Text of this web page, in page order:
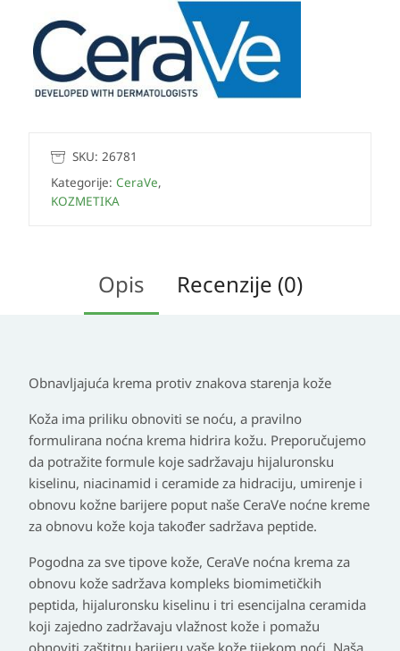
SKU: 26781
Kategorije: CeraVe,
KOZMETIKA
Opis Recenzije (0)
Obnavljajuća krema protiv znakova starenja kože
Koža ima priliku obnoviti se noću, a pravilno
formulirana noćna krema hidrira kožu. Preporučujemo
da potražite formule koje sadržavaju hijaluronsku
kiselinu, niacinamid i ceramide za hidraciju, umirenje i
obnovu kožne barijere poput naše CeraVe noćne kreme
za obnovu kože koja također sadržava peptide.
Pogodna za sve tipove kože, CeraVe noćna krema za
obnovu kože sadržava kompleks biomimetičkih
peptida, hijaluronsku kiselinu i tri esencijalna ceramida
koji zajedno zadržavaju vlažnost kože i pomažu
obnoviti zaštitnu barijeru vaše kože tijekom noći. Naša